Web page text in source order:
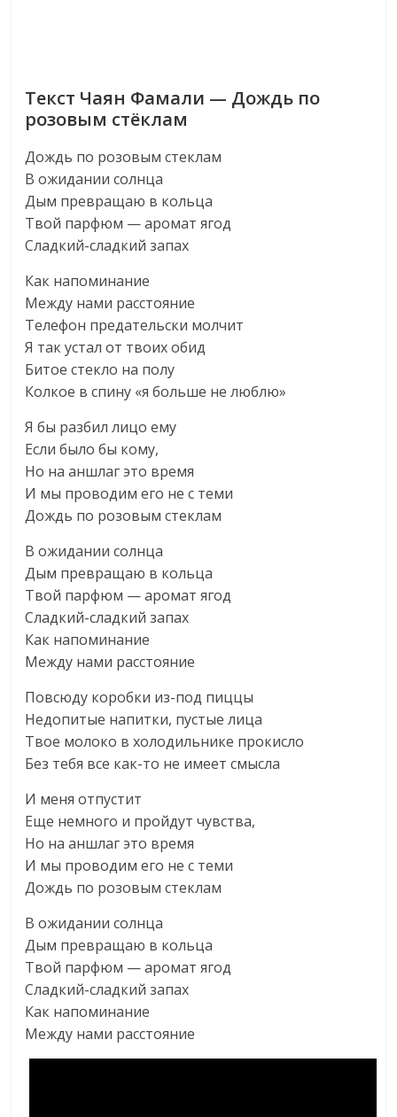
Текст Чаян Фамали — Дождь по
розовым стёклам
Дождь по розовым стеклам
В ожидании солнца
Дым превращаю в кольца
Твой парфюм — аромат ягод
Сладкий-сладкий запах
Как напоминание
Между нами расстояние
Телефон предательски молчит
Я так устал от твоих обид
Битое стекло на полу
Колкое в спину «я больше не люблю»
Я бы разбил лицо ему
Если было бы кому,
Но на аншлаг это время
И мы проводим его не с теми
Дождь по розовым стеклам
В ожидании солнца
Дым превращаю в кольца
Твой парфюм — аромат ягод
Сладкий-сладкий запах
Как напоминание
Между нами расстояние
Повсюду коробки из-под пиццы
Недопитые напитки, пустые лица
Твое молоко в холодильнике прокисло
Без тебя все как-то не имеет смысла
И меня отпустит
Еще немного и пройдут чувства,
Но на аншлаг это время
И мы проводим его не с теми
Дождь по розовым стеклам
В ожидании солнца
Дым превращаю в кольца
Твой парфюм — аромат ягод
Сладкий-сладкий запах
Как напоминание
Между нами расстояние